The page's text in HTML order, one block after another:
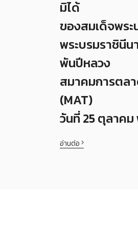
มิได้
ของสมเด็จพระ
พระบรมราชินี
พันปีหลวง
สมาคมการตล
(MAT)
วันที่ 25 ตุลาค
อ่านต่อ